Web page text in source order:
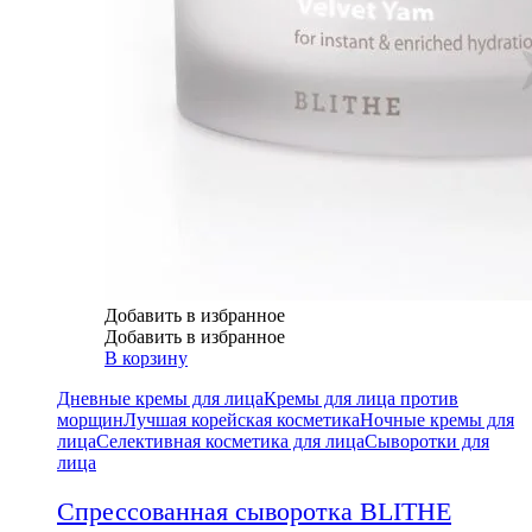
Добавить в избранное
Добавить в избранное
В корзину
Дневные кремы для лицаКремы для лица против
морщинЛучшая корейская косметикаНочные кремы для
лицаСелективная косметика для лицаСыворотки для
лица
Спрессованная сыворотка BLITHE